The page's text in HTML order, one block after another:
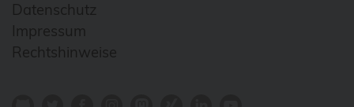
Datenschutz
Impressum
Rechtshinweise